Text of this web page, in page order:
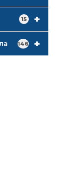
+
15
+
146